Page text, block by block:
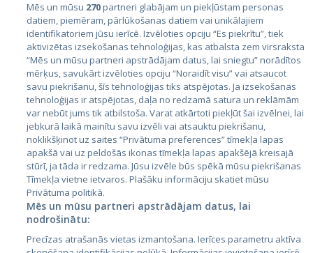
Страны
Эстония
Латвия
Литва
City24.lv
City24.ee
Kainos.lt
Mēs un mūsu 270partneri glabājam un piekļūstam personas
datiem, piemēram, pārlūkošanas datiem vai unikālajiem
identifikatoriem jūsu ierīcē. Izvēloties opciju “Es piekrītu”, tiek
aktivizētas izsekošanas tehnoloģijas, kas atbalsta zem virsraksta
“Mēs un mūsu partneri apstrādājam datus, lai sniegtu” norādītos
mērķus, savukārt izvēloties opciju “Noraidīt visu” vai atsaucot
savu piekrišanu, šīs tehnoloģijas tiks atspējotas. Ja izsekošanas
tehnoloģijas ir atspējotas, daļa no redzamā satura un reklāmām
var nebūt jums tik atbilstoša. Varat atkārtoti piekļūt šai izvēlnei, lai
jebkurā laikā mainītu savu izvēli vai atsauktu piekrišanu,
noklikšķinot uz saites “Privātuma preferences” tīmekļa lapas
apakšā vai uz peldošās ikonas tīmekļa lapas apakšējā kreisajā
stūrī, ja tāda ir redzama. Jūsu izvēle būs spēkā mūsu piekrišanas
Tīmekļa vietne ietvaros. Plašāku informāciju skatiet mūsu
Privātuma politikā.
Mēs un mūsu partneri apstrādājam datus, lai
nodrošinātu:
Precīzas atrašanās vietas izmantošana. Ierīces parametru aktīva